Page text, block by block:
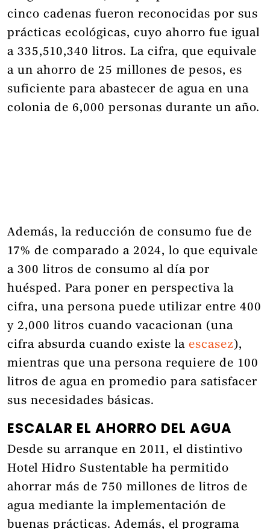
cinco cadenas fueron reconocidas por sus
prácticas ecológicas, cuyo ahorro fue igual
a 335,510,340 litros. La cifra, que equivale
a un ahorro de 25 millones de pesos, es
suficiente para abastecer de agua en una
colonia de 6,000 personas durante un año.
Además, la reducción de consumo fue de
17% de comparado a 2024, lo que equivale
a 300 litros de consumo al día por
huésped. Para poner en perspectiva la
cifra, una persona puede utilizar entre 400
y 2,000 litros cuando vacacionan (una
cifra absurda cuando existe la escasez),
mientras que una persona requiere de 100
litros de agua en promedio para satisfacer
sus necesidades básicas.
ESCALAR EL AHORRO DEL AGUA
Desde su arranque en 2011, el distintivo
Hotel Hidro Sustentable ha permitido
ahorrar más de 750 millones de litros de
agua mediante la implementación de
buenas prácticas. Además, el programa